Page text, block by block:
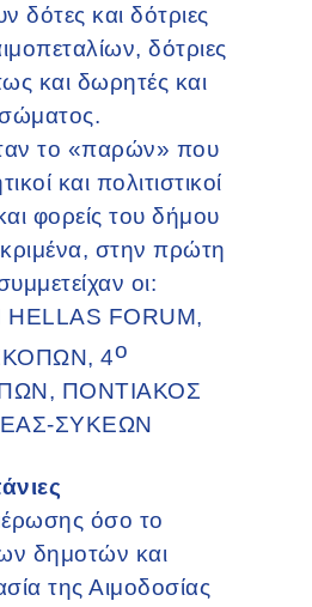
δότες και δότριες
δότριες
και δωρητές και
το «παρών» που
και πολιτιστικοί
φορείς του δήμου
στην πρώτη
οι:
FORUM,
4ο
ΠΟΝΤΙΑΚΟΣ
ΣΥΚΕΩΝ
όσο το
δημοτών και
της Αιμοδοσίας